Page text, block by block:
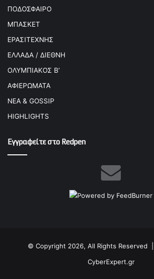
ΠΟΔΟΣΦΑΙΡΟ
ΜΠΑΣΚΕΤ
ΕΡΑΣΙΤΕΧΝΗΣ
ΕΛΛΑΔΑ / ΔΙΕΘΝΗ
ΟΛΥΜΠΙΑΚΟΣ Β’
ΑΦΙΕΡΩΜΑΤΑ
ΝΕΑ & GOSSIP
HIGHLIGHTS
Εγγραφείτε στο Redpen
© Copyright 2026, All Rights Reserved |
CyberExpert.gr